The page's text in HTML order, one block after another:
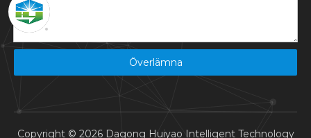
Överlämna
Copyright © 2026Dagong Huiyao Intelligent Technology